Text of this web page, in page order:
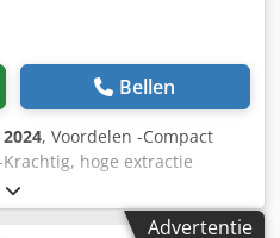
Bellen
2024, Voordelen -Compact
hoge extractie
-Gemakkelijk te
-Universeel
Advertentie